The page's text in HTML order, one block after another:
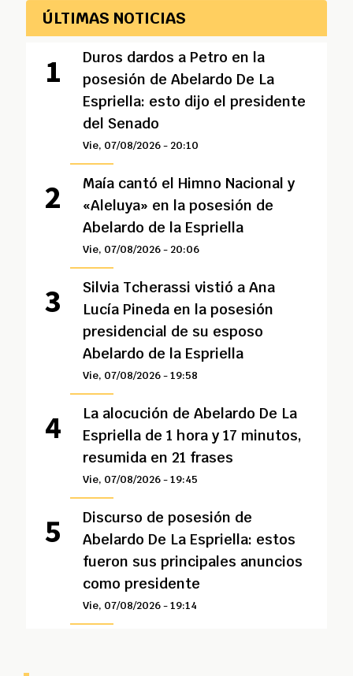
ÚLTIMAS NOTICIAS
Duros dardos a Petro en la
posesión de Abelardo De La
Espriella: esto dijo el presidente
del Senado
Vie, 07/08/2026 - 20:10
Maía cantó el Himno Nacional y
«Aleluya» en la posesión de
Abelardo de la Espriella
Vie, 07/08/2026 - 20:06
Silvia Tcherassi vistió a Ana
Lucía Pineda en la posesión
presidencial de su esposo
Abelardo de la Espriella
Vie, 07/08/2026 - 19:58
La alocución de Abelardo De La
Espriella de 1 hora y 17 minutos,
resumida en 21 frases
Vie, 07/08/2026 - 19:45
Discurso de posesión de
Abelardo De La Espriella: estos
fueron sus principales anuncios
como presidente
Vie, 07/08/2026 - 19:14